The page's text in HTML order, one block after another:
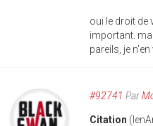
oui le droit de
important.
pareils, je
#92741 Par
Citation